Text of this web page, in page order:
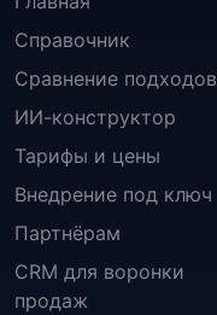
Справочник
Сравнение подходов
ИИ-конструктор
Тарифы и цены
Внедрение под ключ
Партнёрам
CRM для воронки
продаж